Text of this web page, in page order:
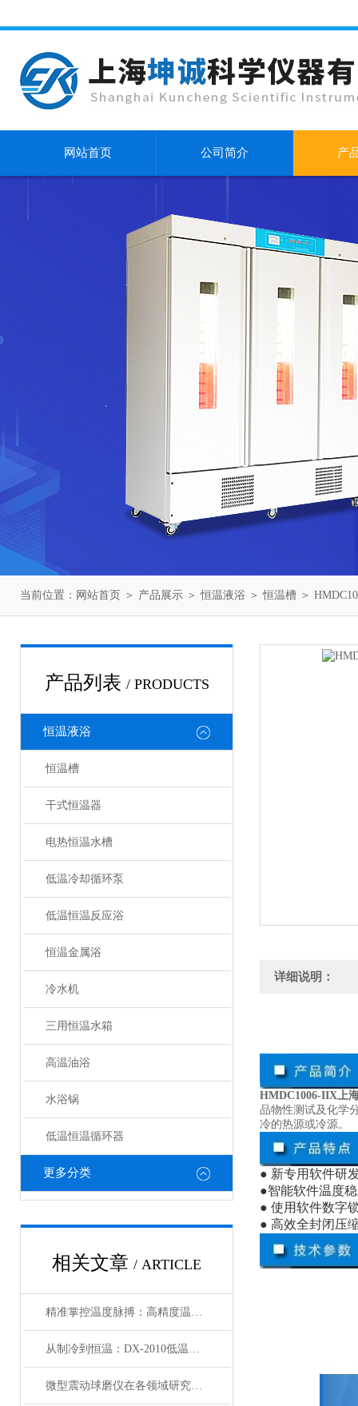
网站首页 公司简介 产
当前位置： 网站首页 ＞ 产品展示 ＞恒温液浴 ＞恒温槽 ＞
产品列表 / PRODUCTS
恒温液浴
恒温槽
干式恒温器
电热恒温水槽
低温冷却循环泵
低温恒温反应浴
恒温金属浴
冷水机
三用恒温水箱
高温油浴
水浴锅
低温恒温循环器
更多分类
相关文章 / ARTICLE
精准掌控温度脉搏：高精度温控仪表补偿温度设置全攻略
从制冷到恒温：DX-2010低温恒温循环器的核心原理解析
微型震动球磨仪在各领域研究中的应用
详细说明：
HMDC1006-IIX上
品物性测试及化学
冷的热源或冷源。
● 新专用软件研
●智能软件温度
● 使用软件数字
● 高效全封闭压